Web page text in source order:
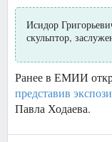
Исидор
скульптор,
Ранее в ЕМИИ
представив
Павла Ходаева.